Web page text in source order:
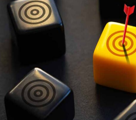
Föreslå nyord
Annonsera
Prenumerera
Läs Språktidningen